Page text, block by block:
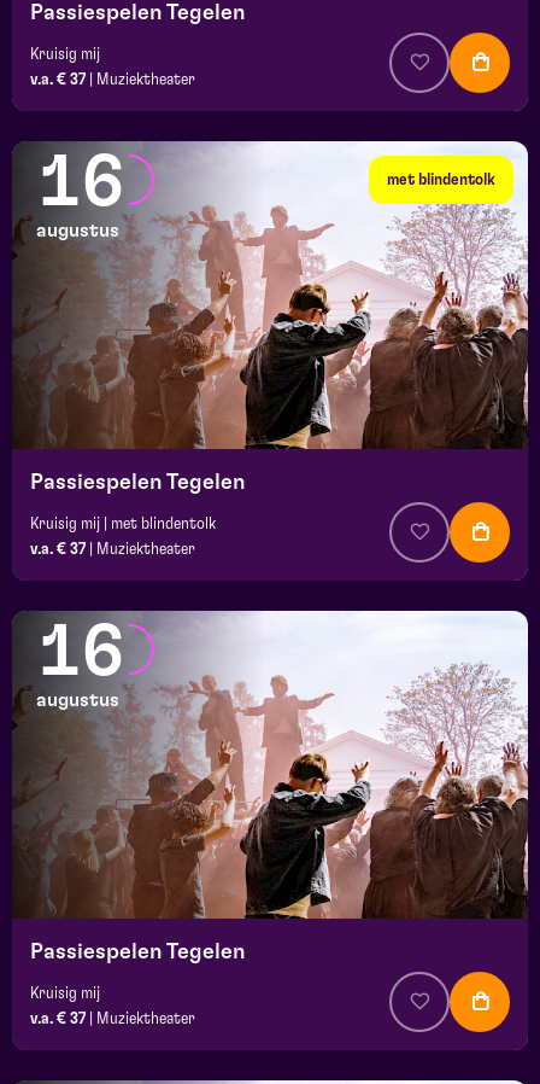
Passiespelen Tegelen
Kruisig mij
v.a. € 37
Muziektheater
met blindentolk
16
augustus
Passiespelen Tegelen
Kruisig mij | met blindentolk
v.a. € 37
Muziektheater
16
augustus
Passiespelen Tegelen
Kruisig mij
v.a. € 37
Muziektheater